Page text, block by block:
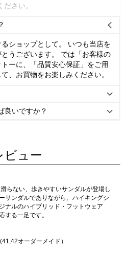
さい。

ショップとして。 いつも当店を
うございます。 では「お客様の
ーに、「品質安心保証」をご用
、お買物をお楽しみください。

良いですか？ 
ビュー
らない、歩きやすいサンダルが登場し
サンダルでありながら、ハイキングシ
ナルのハイブリッド・フットウェア
する一足です。
オーダーメイド）